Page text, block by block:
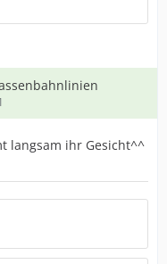
langsam ihr Gesicht^^